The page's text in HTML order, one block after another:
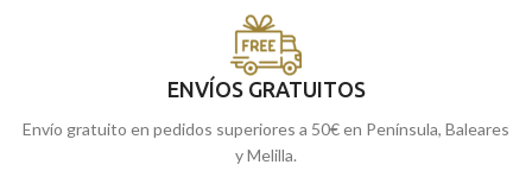
ENVÍOS GRATUITOS
Envío gratuito en pedidos superiores a 50€ en Península, Baleares
y Melilla.